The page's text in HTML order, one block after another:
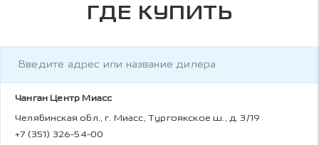
ГДЕ КУПИТЬ
Чанган Центр Миасс
Челябинская обл., г. Миасс, Тургоякское ш., д. 3/19
+7 (351) 326-54-00